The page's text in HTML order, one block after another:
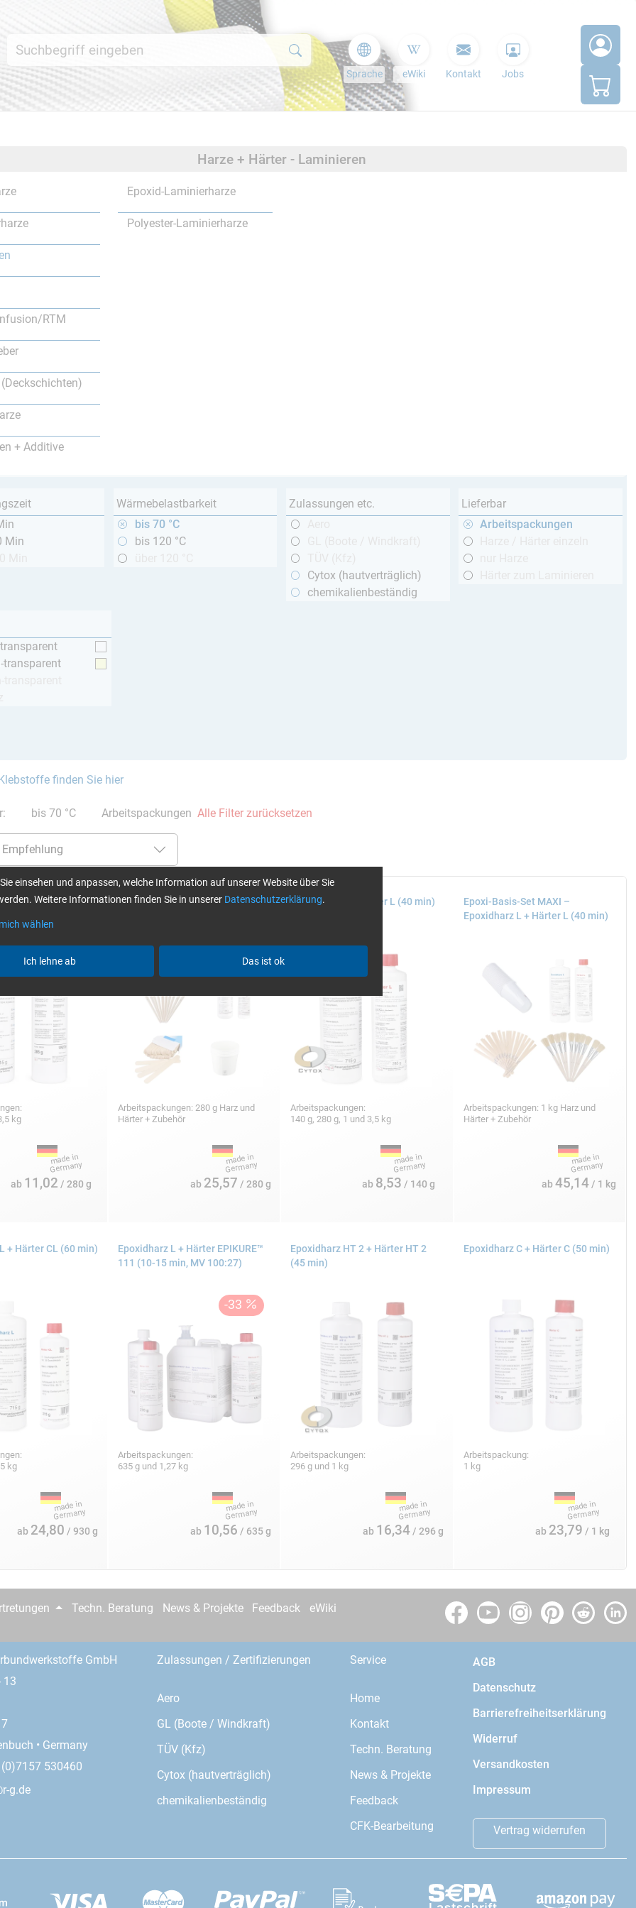
Sprache eWiki Kontakt Jobs
Harze + Härter - Laminieren
RTM
+ Additive
Epoxid-Laminierharze
Polyester-Laminierharze
Min
Wärmebelastbarkeit
bis 70 °C
bis 120 °C
Zulassungen etc.
Cytox (hautverträglich)
chemikalienbeständig
Lieferbar
Arbeitspackungen
transparent
finden Sie hier
bis 70 °C Arbeitspackungen Alle Filter zurücksetzen
+ Härter S (15 min)
kg
ab 11,02 / 280 g
Epoxi-Basis-Set MINI –
Arbeitspackungen: 280 g Harz und
Härter + Zubehör
ab 25,57 / 280 g
Epoxidharz L + Härter L (40 min)
Arbeitspackungen:
140 g, 280 g, 1 und 3,5 kg
ab 8,53 / 140 g
Epoxi-Basis-Set MAXI –
Epoxidharz L + Härter L (40 min)
Arbeitspackungen: 1 kg Harz und
Härter + Zubehör
ab45,14/ 1 kg
+ Härter CL (60 min)
kg
ab 24,80 / 930 g
Epoxidharz L + Härter EPIKURE™
111 (10-15 min, MV 100:27)
Arbeitspackungen:
635 g und 1,27 kg
ab 10,56 / 635 g
Epoxidharz HT 2 + Härter HT 2
(45 min)
Arbeitspackungen:
296 g und 1 kg
ab 16,34/ 296 g
Epoxidharz C + Härter C (50 min)
Arbeitspackung:
1 kg
ab 23,79 / 1 kg
Techn. Beratung News & Projekte Feedback eWiki
GmbH
13
• Germany
530460
g.de
Zulassungen / Zertifizierungen
Aero
GL (Boote / Windkraft)
TÜV (Kfz)
Cytox (hautverträglich)
chemikalienbeständig
Service
Home
Kontakt
Techn. Beratung
News & Projekte
Feedback
CFK-Bearbeitung
AGB
Datenschutz
Barrierefreiheitserklärung
Widerruf
Versandkosten
Impressum
Vertrag widerrufen
einsehen und anpassen, welche Information auf unserer Website über Sie
Weitere Informationen finden Sie in unserer Datenschutzerklärung.
wählen
Ich lehne ab Das ist ok